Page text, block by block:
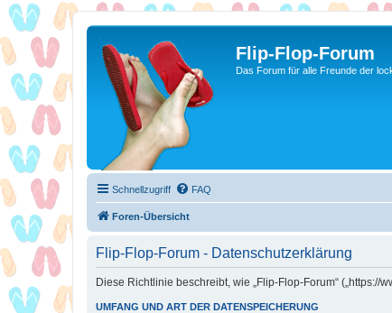
Flip-Flop-Forum
Das Forum für alle Freunde der
Schnellzugriff FAQ
Foren-Übersicht
Flip-Flop-Forum - Datenschutzerklärung
Diese Richtlinie beschreibt, wie „Flip-Flop-Forum“
UMFANG UND ART DER DATENSPEICHERUNG